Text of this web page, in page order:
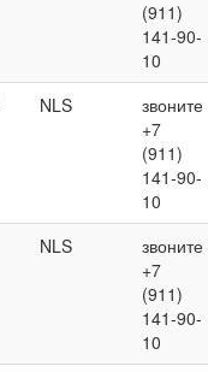
(911)
141-90-
10
NLS
звоните
+7
(911)
141-90-
10
NLS
звоните
+7
(911)
141-90-
10